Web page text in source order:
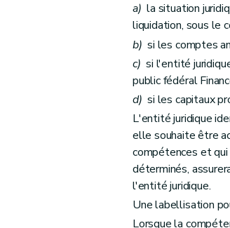
a) la situation
liquidation, sous le
b) si les comptes
c) si l'entité
public fédéral
d) si les capitaux
L'entité juridique
elle souhaite être
compétences et
déterminés,
l'entité juridique.
Une labellisation
Lorsque la